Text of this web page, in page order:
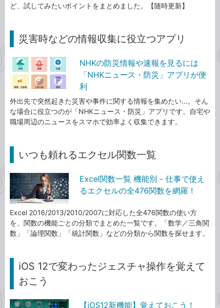
ど、試してみたいポイントをまとめました。【随時更新】
災害時などの情報収集に役立つアプリ
NHKの防災情報や速報を見るには
「NHKニュース・防災」アプリが便
利
外出先で突然起きた災害や事件に関する情報を集めたい...。そん
な場合に役立つのが「NHKニュース・防災」アプリです。自宅や
職場周辺のニュースをスマホで効率よく収集できます。
いつも頼れるエクセル関数一覧
Excel関数一覧 機能別 - 仕事で使え
るエクセルの全476関数を網羅！
Excel 2016/2013/2010/2007に対応した全476関数の使い方
を、関数の機能ごとの分類でまとめた一覧です。「数学／三角関
数」「論理関数」「統計関数」などの分類から関数を探せます。
iOS 12で変わったジェスチャ操作を覚えて
おこう
【iOS12新機能】覚えておこう！